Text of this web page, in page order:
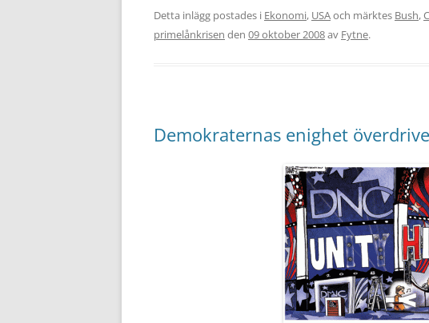
Detta inlägg postades i Ekonomi, USAoch märktes Bush,
primelånkrisen den 09 oktober 2008av Fytne.
Demokraternas enighet